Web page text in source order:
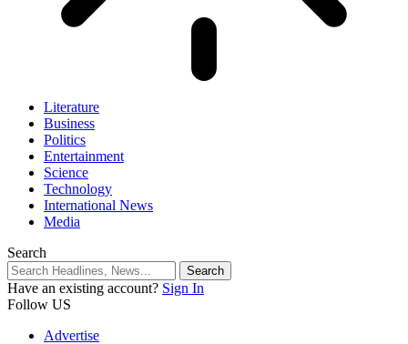
Literature
Business
Politics
Entertainment
Science
Technology
International News
Media
Search
Have an existing account? Sign In
Follow US
Advertise